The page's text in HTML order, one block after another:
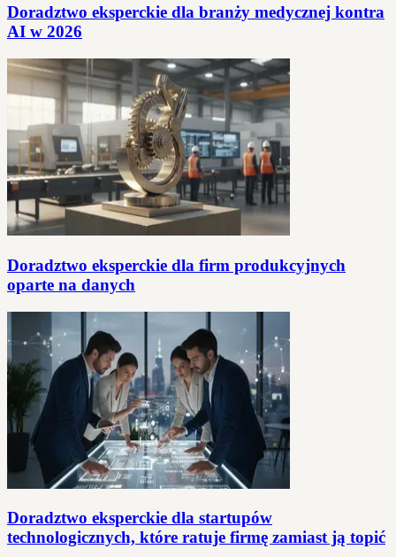
Doradztwo eksperckie dla branży medycznej kontra
AI w 2026
Doradztwo eksperckie dla firm produkcyjnych
oparte na danych
Doradztwo eksperckie dla startupów
technologicznych, które ratuje firmę zamiast ją topić